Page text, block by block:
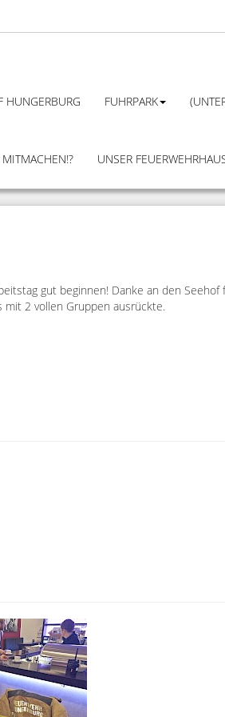
HUNGERBURG FUHRPARK
UNSER
gut beginnen! Danke an den
mit 2 vollen Gruppen ausrückte.